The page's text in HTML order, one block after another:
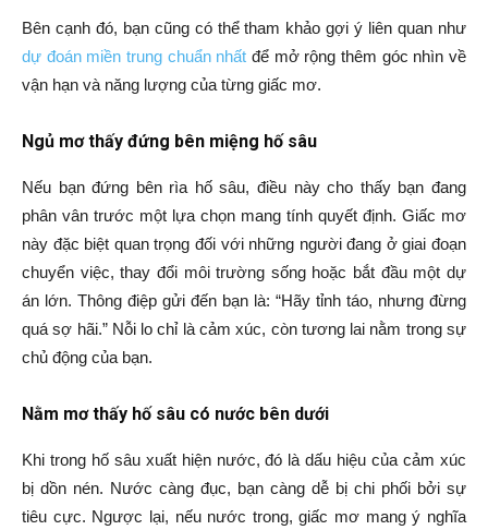
Bên cạnh đó, bạn cũng có thể tham khảo gợi ý liên quan như
dự đoán miền trung chuẩn nhất để mở rộng thêm góc nhìn về
vận hạn và năng lượng của từng giấc mơ.
Ngủ mơ thấy đứng bên miệng hố sâu
Nếu bạn đứng bên rìa hố sâu, điều này cho thấy bạn đang
phân vân trước một lựa chọn mang tính quyết định. Giấc mơ
này đặc biệt quan trọng đối với những người đang ở giai đoạn
chuyển việc, thay đổi môi trường sống hoặc bắt đầu một dự
án lớn. Thông điệp gửi đến bạn là: “Hãy tỉnh táo, nhưng đừng
quá sợ hãi.” Nỗi lo chỉ là cảm xúc, còn tương lai nằm trong sự
chủ động của bạn.
Nằm mơ thấy hố sâu có nước bên dưới
Khi trong hố sâu xuất hiện nước, đó là dấu hiệu của cảm xúc
bị dồn nén. Nước càng đục, bạn càng dễ bị chi phối bởi sự
tiêu cực. Ngược lại, nếu nước trong, giấc mơ mang ý nghĩa